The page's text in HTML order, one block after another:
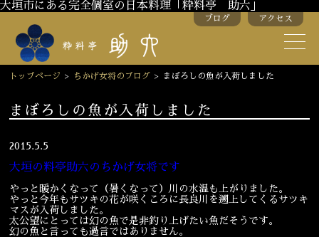
大垣市にある完全個室の日本料理「粋料亭 助六」
ブログ アクセス
トップページ > ちかげ女将のブログ > まぼろしの魚が入荷しました
まぼろしの魚が入荷しました
2015.5.5
大垣の料亭助六のちかげ女将です
やっと暖かくなって（暑くなって）川の水温も上がりました。
やっと今年もサツキの花が咲くころに長良川を遡上してくるサツキ
マスが入荷しました。
太公望にとっては幻の魚で是非釣り上げたい魚だそうです。
幻の魚と言っても過言ではありません。
季節のお料理
お飲み物
お部屋のご紹介 会議・舞台のご利用